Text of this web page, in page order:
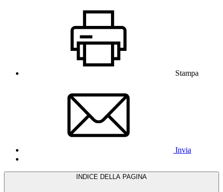
Stampa
Invia
INDICE DELLA PAGINA